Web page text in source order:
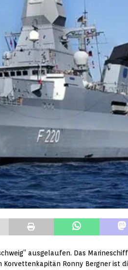
ausgelaufen. Das
Korvettenkapitän Ronny Bergner